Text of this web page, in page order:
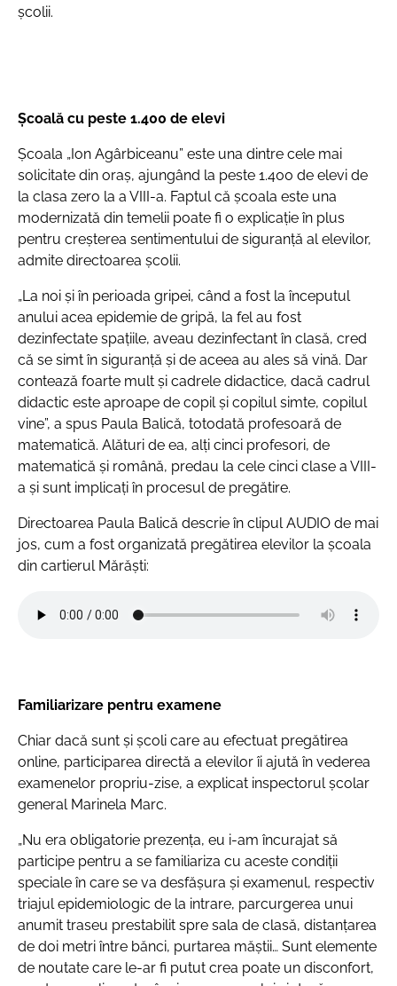
școlii.
Școală cu peste 1.400 de elevi
Școala „Ion Agârbiceanu” este una dintre cele mai
solicitate din oraș, ajungând la peste 1.400 de elevi de
la clasa zero la a VIII-a. Faptul că școala este una
modernizată din temelii poate fi o explicație în plus
pentru creșterea sentimentului de siguranță al elevilor,
admite directoarea școlii.
„La noi și în perioada gripei, când a fost la începutul
anului acea epidemie de gripă, la fel au fost
dezinfectate spațiile, aveau dezinfectant în clasă, cred
că se simt în siguranță și de aceea au ales să vină. Dar
contează foarte mult și cadrele didactice, dacă cadrul
didactic este aproape de copil și copilul simte, copilul
vine”, a spus Paula Balică, totodată profesoară de
matematică. Alături de ea, alți cinci profesori, de
matematică și română, predau la cele cinci clase a VIII-
a și sunt implicați în procesul de pregătire.
Directoarea Paula Balică descrie în clipul AUDIO de mai
jos, cum a fost organizată pregătirea elevilor la școala
din cartierul Mărăști:
Familiarizare pentru examene
Chiar dacă sunt și școli care au efectuat pregătirea
online, participarea directă a elevilor îi ajută în vederea
examenelor propriu-zise, a explicat inspectorul școlar
general Marinela Marc.
„Nu era obligatorie prezența, eu i-am încurajat să
participe pentru a se familiariza cu aceste condiții
speciale în care se va desfășura și examenul, respectiv
triajul epidemiologic de la intrare, parcurgerea unui
anumit traseu prestabilit spre sala de clasă, distanțarea
de doi metri între bănci, purtarea măștii… Sunt elemente
de noutate care le-ar fi putut crea poate un disconfort,